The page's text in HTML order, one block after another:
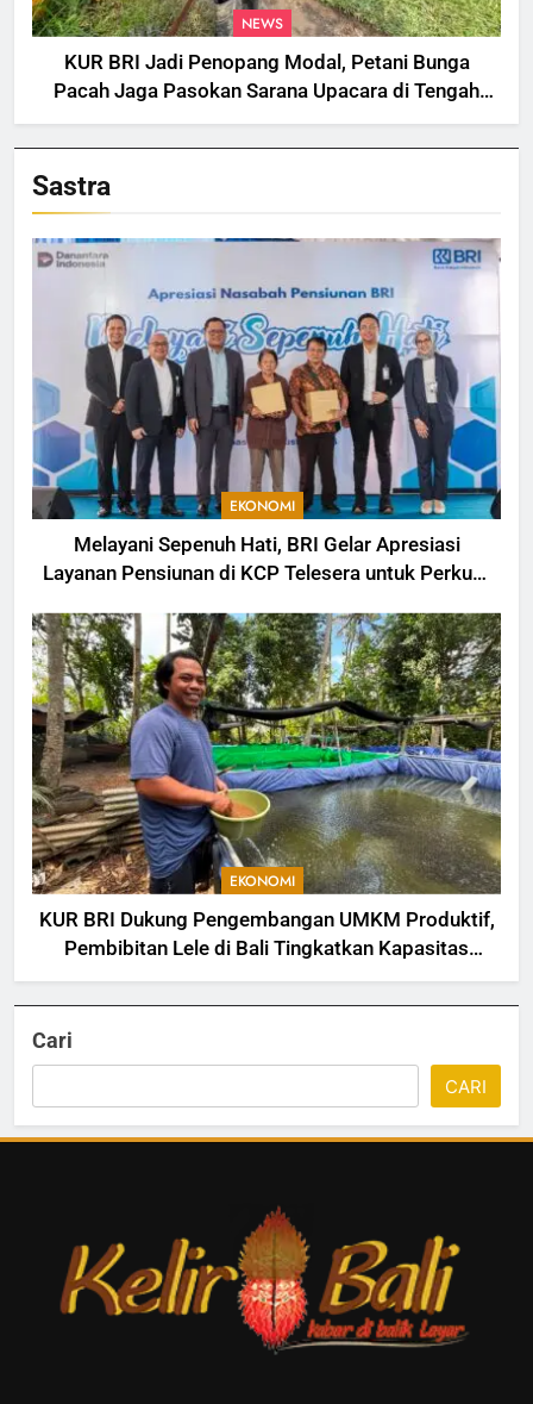
NEWS
KUR BRI Jadi Penopang Modal, Petani Bunga
Pacah Jaga Pasokan Sarana Upacara di Tengah
Fluktuasi Harga dan Tantangan Cuaca
Sastra
EKONOMI
Melayani Sepenuh Hati, BRI Gelar Apresiasi
Layanan Pensiunan di KCP Telesera untuk Perkuat
EKONOMI
KUR BRI Dukung Pengembangan UMKM Produktif,
Pembibitan Lele di Bali Tingkatkan Kapasitas
Produksi
Cari
CARI